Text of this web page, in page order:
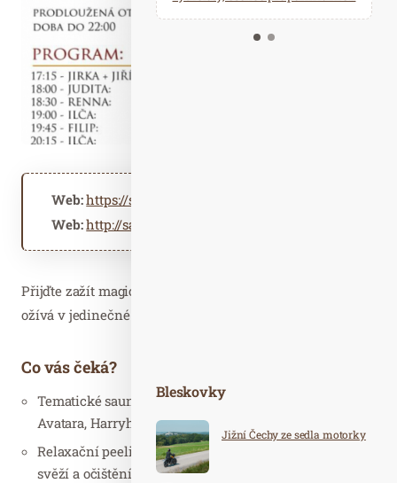
Kalendář událostí
Odebírejte náš newsletter
Web:https://saunovyraj.cz
Web:http://saunovyraj.cz
Přijďte zažít magickou noc, kde svět kouzel a legend
ožívá v jedinečné atmosféře sauny.
Co vás čeká?
Tematické saunové ceremoniály inspirované světy
Avatara, Harryho Pottera, Thora, Elfů ….
Relaxační peelingy pro vaši pokožku, abyste se cítili
svěží a očištění.
Bleskovky
Jižní Čechy ze sedla motorky